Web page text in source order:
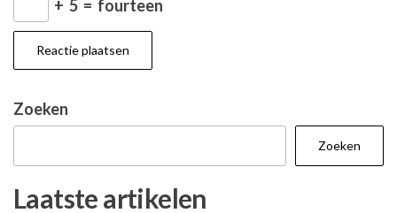
+ 5 = fourteen
Zoeken
Zoeken
Laatste artikelen